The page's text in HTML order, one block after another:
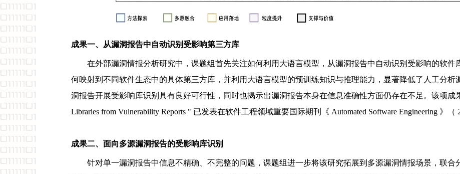
成果一、从漏洞报告中自动识别受影响第三方库
在外部漏洞情报分析研究中，课题组首先关注如何利用大语言模型，从漏洞报告中自动识别受影响的软件
何映射到不同软件生态中的具体第三方库，并利用大语言模型的预训练知识与推理能力，显著降低了人工分
洞报告开展受影响库识别具有良好可行性，同时也揭示出漏洞报告本身在信息准确性方面仍存在不足。该项成果
Libraries from Vulnerability Reports " 已发表在软件工程领域重要国际期刊《 Automated Software Engineering 》（
成果二、面向多源漏洞报告的受影响库识别
针对单一漏洞报告中信息不精确、不完整的问题，课题组进一步将该研究拓展到多源漏洞情报场景，联